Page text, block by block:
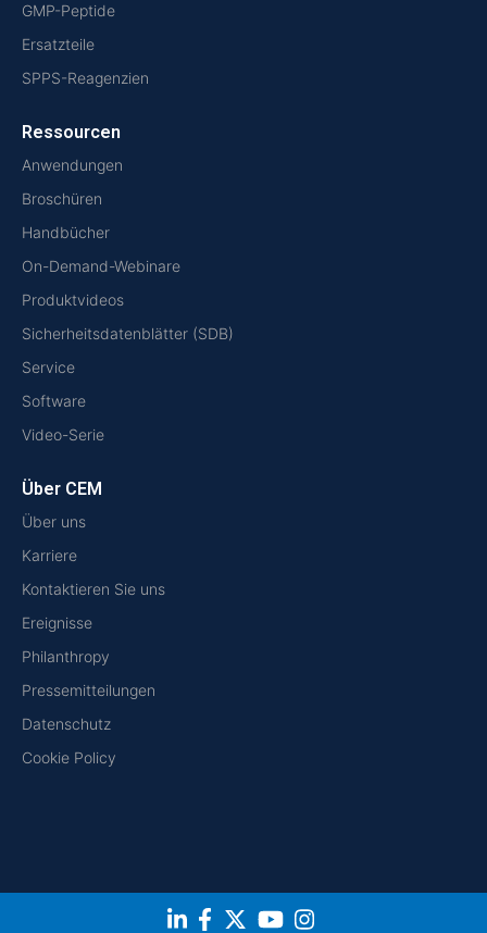
GMP-Peptide
Ersatzteile
SPPS-Reagenzien
Ressourcen
Anwendungen
Broschüren
Handbücher
On-Demand-Webinare
Produktvideos
Sicherheitsdatenblätter (SDB)
Service
Software
Video-Serie
Über CEM
Über uns
Karriere
Kontaktieren Sie uns
Ereignisse
Philanthropy
Pressemitteilungen
Datenschutz
Cookie Policy